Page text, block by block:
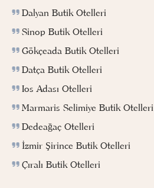
Dalyan Butik Otelleri
Sinop Butik Otelleri
Gökçeada Butik Otelleri
Datça Butik Otelleri
Ios Adası Otelleri
Marmaris Selimiye Butik Otelleri
Dedeağaç Otelleri
İzmir Şirince Butik Otelleri
Çıralı Butik Otelleri